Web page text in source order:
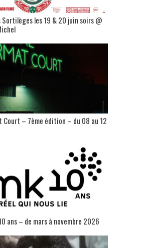
Sortilèges les 19 & 20 juin soirs @
Court – 7ème édition – du 08 au 12
ans – de mars à novembre 2026